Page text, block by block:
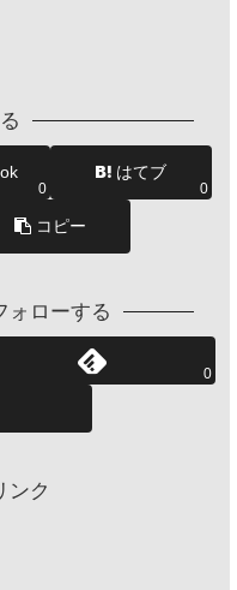
0
はてブ
0
コピー
ォローする
0
ンク